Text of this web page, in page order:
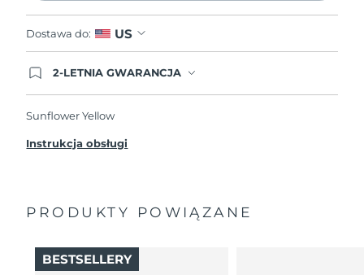
Dostawa do: US
2-LETNIA GWARANCJA
przypadku wystąpienia problemów w ciągu 2 lat
Sunflower Yellow
Instrukcja obsługi
PRODUKTY POWIĄZANE
BESTSELLERY